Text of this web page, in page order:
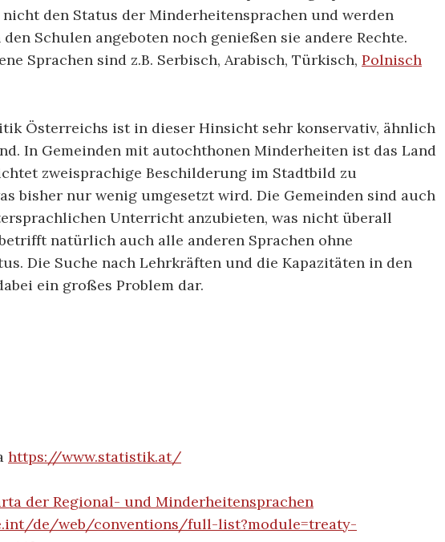
den Status der Minderheitensprachen und werden
Schulen angeboten noch genießen sie andere Rechte.
Sprachen sind z.B. Serbisch, Arabisch, Türkisch, Polnisch
Österreichs ist in dieser Hinsicht sehr konservativ, ähnlich
In Gemeinden mit autochthonen Minderheiten ist das Land
zweisprachige Beschilderung im Stadtbild zu
bisher nur wenig umgesetzt wird. Die Gemeinden sind auch
Unterricht anzubieten, was nicht überall
natürlich auch alle anderen Sprachen ohne
Die Suche nach Lehrkräften und die Kapazitäten in den
ein großes Problem dar.
https://www.statistik.at/
der Regional- und Minderheitensprachen
de/web/conventions/full-list?module=treaty-